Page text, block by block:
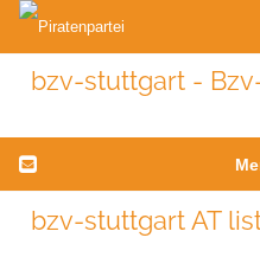
bzv-stuttgart -
bzv-stuttgart AT